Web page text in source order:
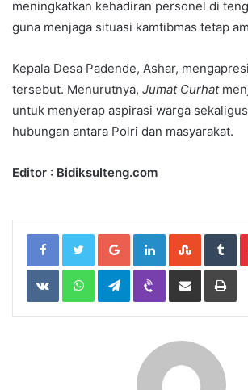
meningkatkan kehadiran personel di
guna menjaga situasi kamtibmas tetap
Kepala Desa Padende, Ashar,
tersebut. Menurutnya, Jumat Curhat
untuk menyerap aspirasi warga
hubungan antara Polri dan masyarakat.
Editor : Bidiksulteng.com
Google+LinkedIn
VKontakteWhatsAppTelegramViber Share
Email